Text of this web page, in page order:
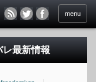
menu
レ最新情報